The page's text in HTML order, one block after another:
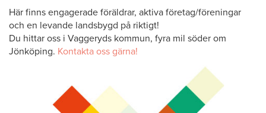
Här finns engagerade föräldrar, aktiva företag/föreningar
och en levande landsbygd på riktigt!
Du hittar oss i Vaggeryds kommun, fyra mil söder om
Jönköping. Kontakta oss gärna!